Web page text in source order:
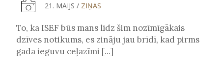
21. MAIJS / ZIŅAS
To, ka ISEF būs mans līdz šim nozīmīgākais
dzīves notikums, es zināju jau brīdī, kad pirms
gada ieguvu ceļazīmi [...]